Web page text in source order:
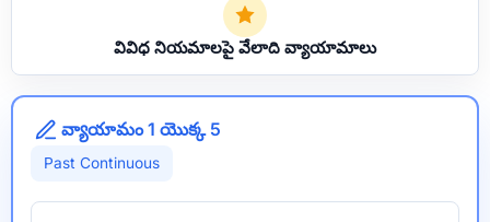
వివిధ నియమాలపై వేలాది వ్యాయామాలు
వ్యాయామం 1 యొక్క 5
Past Continuous